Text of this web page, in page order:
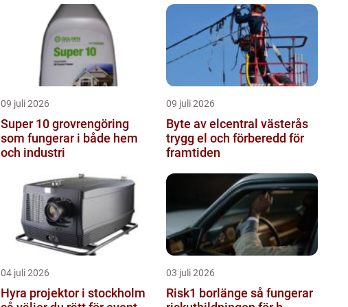
09 juli 2026
Super 10 grovrengöring
som fungerar i både hem
och industri
09 juli 2026
Byte av elcentral västerås
trygg el och förberedd för
framtiden
04 juli 2026
Hyra projektor i stockholm
03 juli 2026
Risk1 borlänge så fungerar